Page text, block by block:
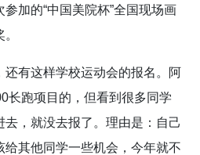
加的“中国美院杯”全国现场画
还有这样学校运动会的报名。阿
长跑项目的，但看到很多同学
去，就没去报了。理由是：自己
其他同学一些机会，今年就不